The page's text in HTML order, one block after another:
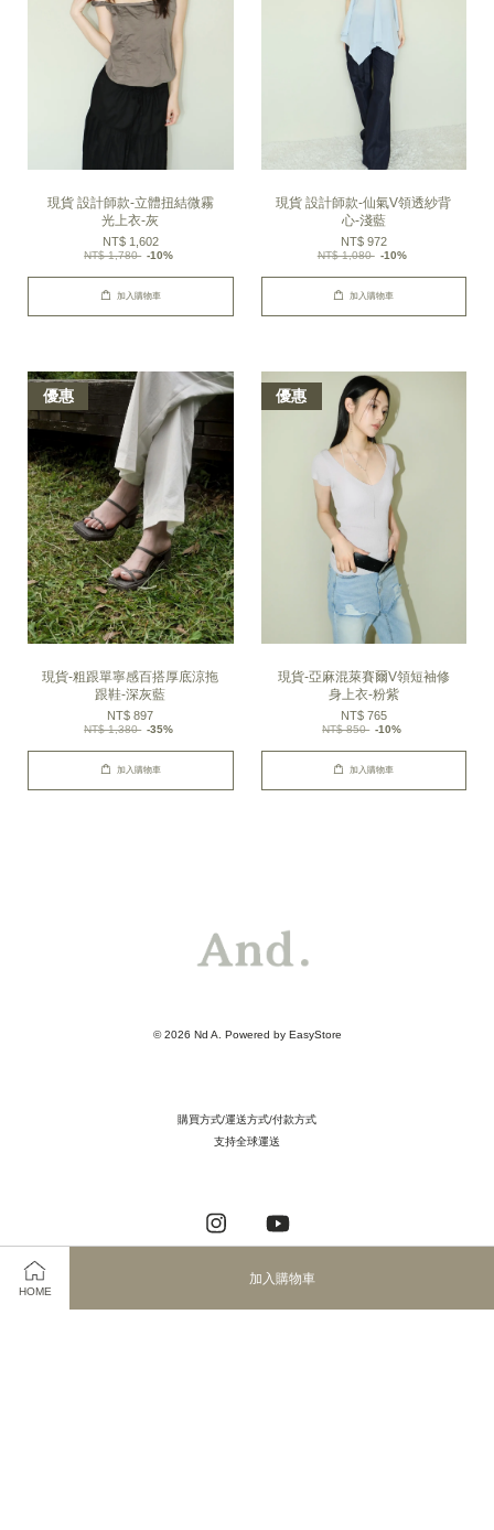
HOME
加入購物車
現貨 設計師款-立體扭結微霧
光上衣-灰
NT$ 1,602
NT$ 1,780 -10%
加入購物車
現貨 設計師款-仙氣V領透紗背
心-淺藍
NT$ 972
NT$ 1,080 -10%
加入購物車
優惠
現貨-粗跟單寧感百搭厚底涼拖
跟鞋-深灰藍
NT$ 897
NT$ 1,380 -35%
加入購物車
優惠
現貨-亞麻混萊賽爾V領短袖修
身上衣-粉紫
NT$ 765
NT$ 850 -10%
加入購物車
© 2026 Nd A. Powered by EasyStore
購買方式/運送方式/付款方式
支持全球運送
Instagram